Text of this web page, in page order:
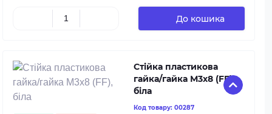
До кошика
Стійка пластикова
гайка/гайка М3х8 (FF),
біла
Код товару: 00287